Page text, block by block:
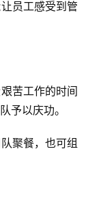
员工感受到管
苦工作的时间
予以庆功。
聚餐，也可组